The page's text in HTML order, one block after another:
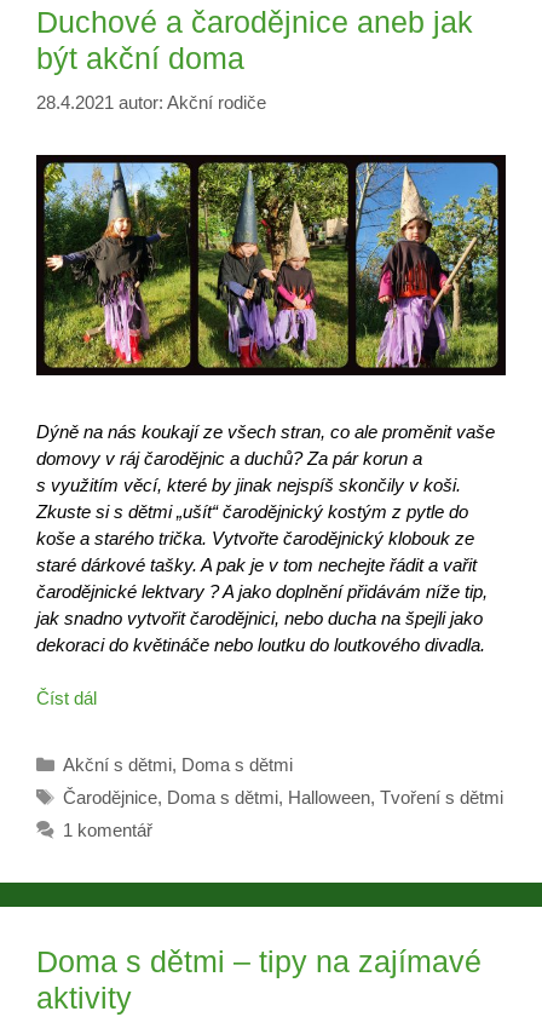
Duchové a čarodějnice aneb jak
být akční doma
28.4.2021 autor: Akční rodiče
Dýně na nás koukají ze všech stran, co ale proměnit vaše
domovy v ráj čarodějnic a duchů? Za pár korun a
s využitím věcí, které by jinak nejspíš skončily v koši.
Zkuste si s dětmi „ušít“ čarodějnický kostým z pytle do
koše a starého trička. Vytvořte čarodějnický klobouk ze
staré dárkové tašky. A pak je v tom nechejte řádit a vařit
čarodějnické lektvary ? A jako doplnění přidávám níže tip,
jak snadno vytvořit čarodějnici, nebo ducha na špejli jako
dekoraci do květináče nebo loutku do loutkového divadla.
Číst dál
Rubriky
Akční s dětmi, Doma s dětmi
Štítky
Čarodějnice, Doma s dětmi, Halloween, Tvoření s dětmi
1 komentář
Doma s dětmi – tipy na zajímavé
aktivity